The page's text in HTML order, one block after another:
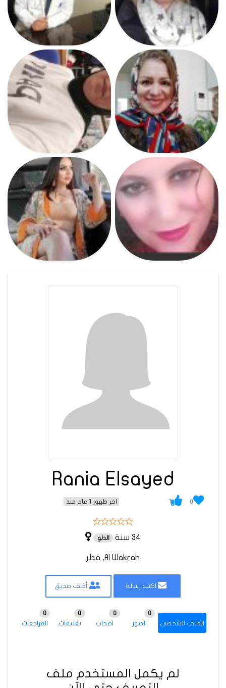
Rania Elsayed
0
1 اخر ظهور 1 عام منذ
34 سنة الدلو
Al Wakrah, قطر
اكتب رسالة أضف صديق
الملف الشخصي الصور
0
اصحاب
0
تعليقات
0
المراجعات
0
لم يكمل المستخدم ملف